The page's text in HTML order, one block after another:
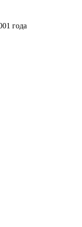
года